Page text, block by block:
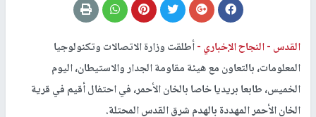
القدس -النجاح الإخباري -أطلقت وزارة الاتصالات وتكنولوجيا
المعلومات، بالتعاون مع هيئة مقاومة الجدار والاستيطان، اليوم
الخميس، طابعا بريديا خاصا بالخان الأحمر، في احتفال أقيم في قرية
الخان الأحمر المهددة بالهدم شرق القدس المحتلة.